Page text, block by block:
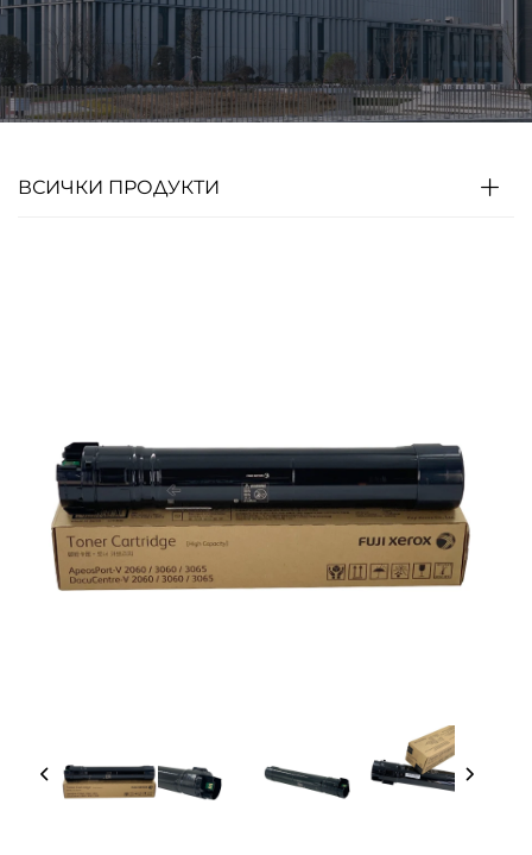
ВСИЧКИ ПРОДУКТИ